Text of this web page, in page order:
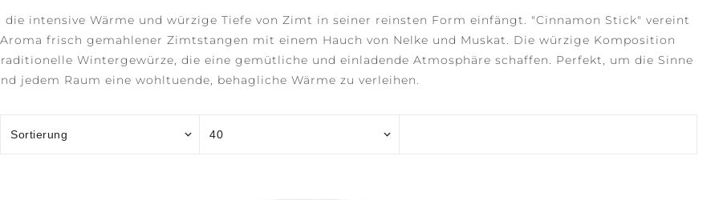
die intensive Wärme und würzige Tiefe von Zimt in seiner reinsten Form einfängt. "Cinnamon Stick" vereint
frisch gemahlener Zimtstangen mit einem Hauch von Nelke und Muskat. Die würzige Komposition
Wintergewürze, die eine gemütliche und einladende Atmosphäre schaffen. Perfekt, um die Sinne
jedem Raum eine wohltuende, behagliche Wärme zu verleihen.